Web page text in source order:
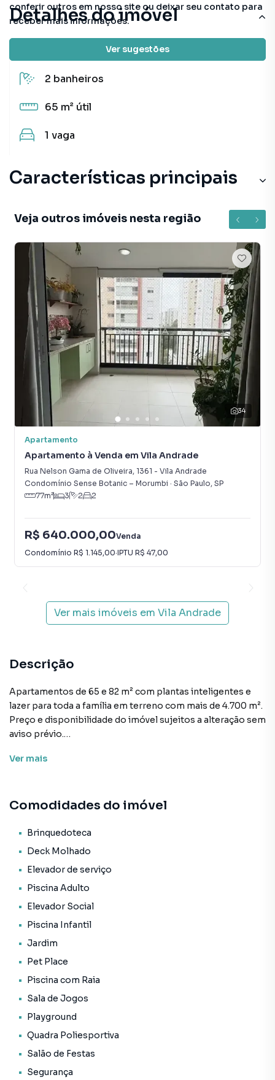
conferir outros em nosso site ou deixar seu contato para
receber mais informações.
Ver sugestões
Detalhes do imóvel
(1 suíte)
2 banheiros
65 m² útil
1 vaga
Características principais
Veja outros imóveis nesta região
34
Apartamento
Apartamento à Venda em Vila Andrade
Rua Nelson Gama de Oliveira, 1361 - Vila Andrade
Condomínio Sense Botanic – Morumbi · São Paulo, SP
77m² 3 2 2
R$ 640.000,00Venda
Condomínio R$ 1.145,00·IPTU R$ 47,00
Ver mais imóveis em Vila Andrade
Descrição
Apartamentos de 65 e 82 m² com plantas inteligentes e
lazer para toda a família em terreno com mais de 4.700 m².
Preço e disponibilidade do imóvel sujeitos a alteração sem
aviso prévio.
Características:
• Coworking
• Elevador de serviço
• Elevador social
• Pet place
• Piscina adulto
• Piscina com raia
• Playground
• Portaria
• Quadra poliesportiva
• Sala de jogos
• Segurança
• Solarium
• Spa
• Status: Pronto novo
• Finalidade: Residencial
Ver mais
Comodidades do imóvel
Brinquedoteca
Deck Molhado
Elevador de serviço
Piscina Adulto
Elevador Social
Piscina Infantil
Jardim
Pet Place
Piscina com Raia
Sala de Jogos
Playground
Quadra Poliesportiva
Salão de Festas
Segurança